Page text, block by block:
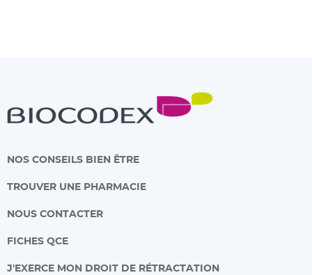
NOS CONSEILS BIEN ÊTRE
TROUVER UNE PHARMACIE
NOUS CONTACTER
FICHES QCE
J'EXERCE MON DROIT DE RÉTRACTATION